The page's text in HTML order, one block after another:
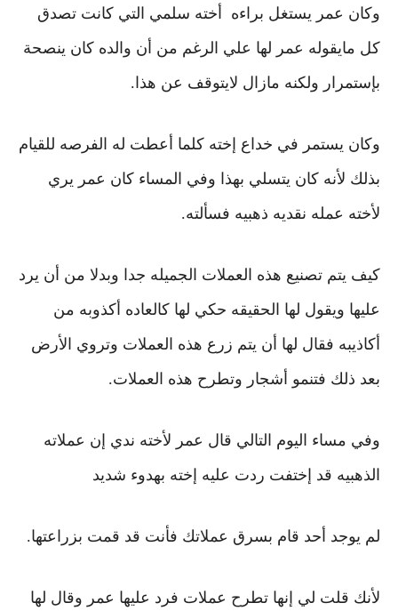
وكان عمر يستغل براءه أخته سلمي التي كانت تصدق
كل مايقوله عمر لها علي الرغم من أن والده كان ينصحة
بإستمرار ولكنه مازال لايتوقف عن هذا.
وكان يستمر في خداع إخته كلما أعطت له الفرصه للقيام
بذلك لأنه كان يتسلي بهذا وفي المساء كان عمر يري
لأخته عمله نقديه ذهبيه فسألته.
كيف يتم تصنيع هذه العملات الجميله جدا وبدلا من أن يرد
عليها ويقول لها الحقيقه حكي لها كالعاده أكذوبه من
أكاذيبه فقال لها أ ن يتم زرع هذه العملات وتروي الأرض
بعد ذلك فتنمو أشجار وتطرح هذه العملات.
وفي مساء اليوم التالي قال عمر لأخته ندي إن عملاته
الذهبيه قد إختفت ردت عليه إخته بهدوء شديد
لم يوجد أحد قام بسرق عملاتك فأنت قد قمت بزراعتها.
لأنك قلت لي إنها تطرح عملات فرد عليها عمر وقال لها